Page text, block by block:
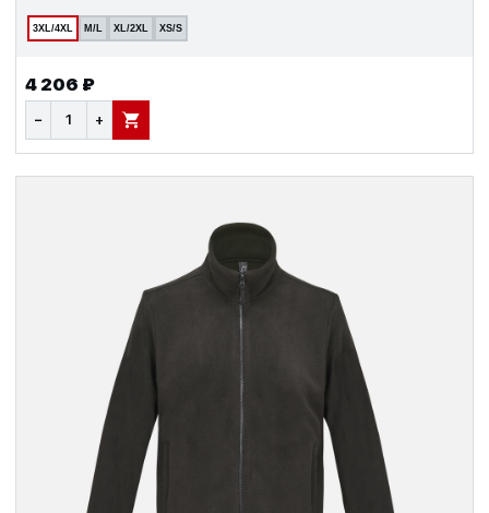
3XL/4XL M/L XL/2XL XS/S
4 206 ₽
− + В КОРЗИНУ